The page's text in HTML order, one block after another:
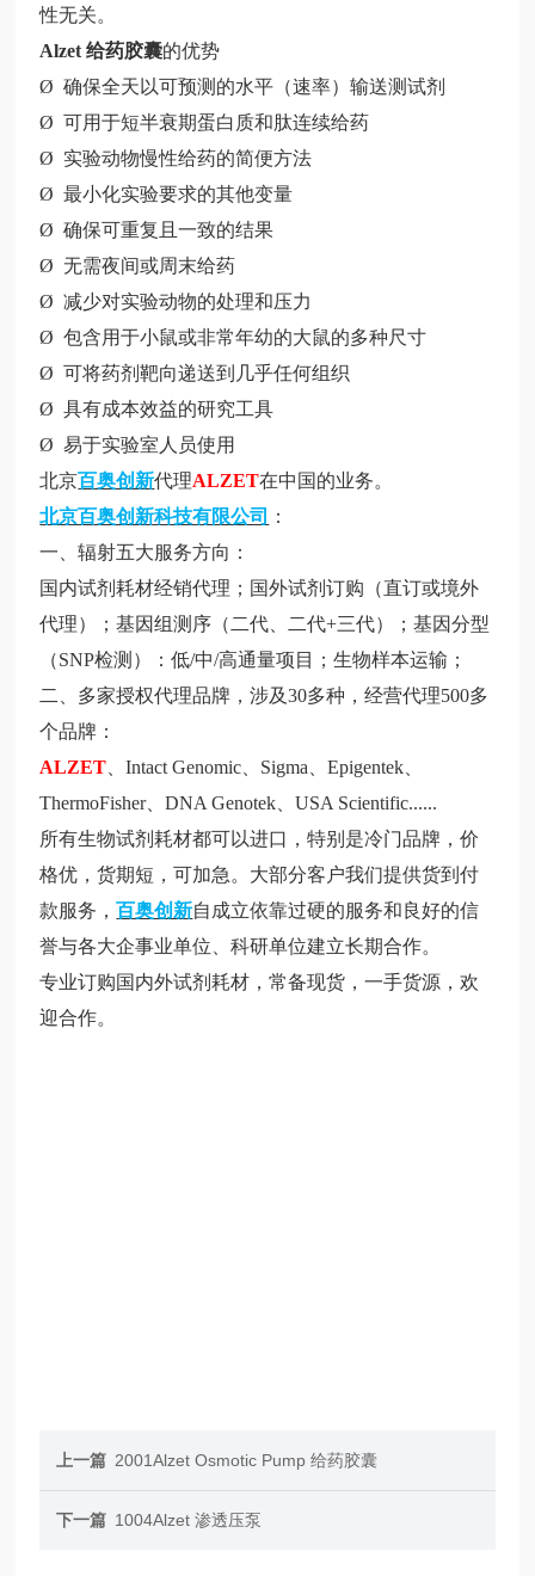
性无关。
Alzet 给药胶囊的优势
Ø 确保全天以可预测的水平（速率）输送测试剂
Ø 可用于短半衰期蛋白质和肽连续给药
Ø 实验动物慢性给药的简便方法
Ø 最小化实验要求的其他变量
Ø 确保可重复且一致的结果
Ø 无需夜间或周末给药
Ø 减少对实验动物的处理和压力
Ø 包含用于小鼠或非常年幼的大鼠的多种尺寸
Ø 可将药剂靶向递送到几乎任何组织
Ø 具有成本效益的研究工具
Ø 易于实验室人员使用
北京百奥创新代理ALZET在中国的业务。
北京百奥创新科技有限公司
：
一、辐射五大服务方向：
国内试剂耗材经销代理；国外试剂订购（直订或境外
代理）；基因组测序（二代、二代+三代）；基因分型
（SNP检测）：低/中/高通量项目；生物样本运输；
二、多家授权代理品牌，涉及30多种，经营代理500多
个品牌：
ALZET 、Intact Genomic Sigma 、Epigentek
ThermoFisher、DNA Genotek 、USA Scientific......
所有生物试剂耗材都可以进口，特别是冷门品牌，价
格优，货期短，可加急。大部分客户我们提供货到付
款服务，百奥创新自成立依靠过硬的服务和良好的信
誉与各大企事业单位、科研单位建立长期合作。
专业订购国内外试剂耗材，常备现货，一手货源，欢
迎合作。
上一篇 2001Alzet Osmotic Pump 给药胶囊
下一篇 1004Alzet 渗透压泵